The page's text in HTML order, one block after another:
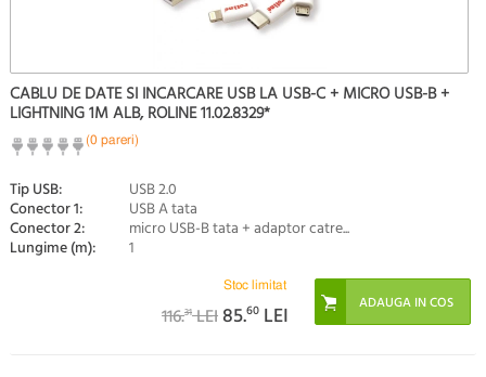
CABLU DE DATE SI INCARCARE USB LA USB-C + MICRO USB-B +
LIGHTNING 1M ALB, ROLINE 11.02.8329*
(0 pareri)
Tip USB: USB 2.0
Conector 1: USB A tata
Conector 2: micro USB-B tata + adaptor catre...
Lungime (m): 1
Stoc limitat
116.31LEI85.60 LEI